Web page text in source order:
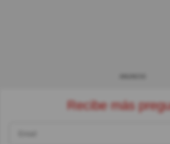
Recibe más